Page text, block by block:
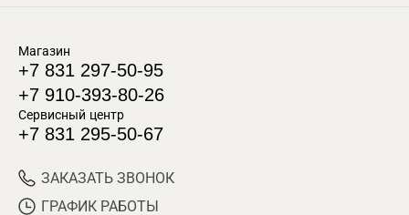
Магазин
+7 831 297-50-95
+7 910-393-80-26
Сервисный центр
+7 831 295-50-67
ЗАКАЗАТЬ ЗВОНОК
ГРАФИК РАБОТЫ